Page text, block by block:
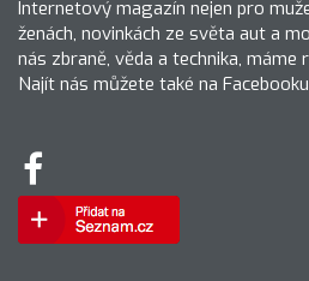
Internetový magazín nejen pro
ženách, novinkách ze světa aut a
nás zbraně, věda a technika, máme
Najít nás můžete také na